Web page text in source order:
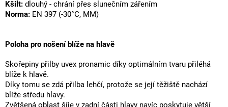
Kšilt: dlouhý - chrání přes slunečním zářením
Norma: EN 397 (-30°C, MM)
Poloha pro nošení blíže na hlavě
Skořepiny přilby uvex pronamic díky optimálním tvaru přiléhá
blíže k hlavě.
Díky tomu se zdá přilba lehčí, protože se její těžiště nachází
blíže středu hlavy.
Zvětšená oblast šíje v zadní části hlavy navíc poskytuje větší